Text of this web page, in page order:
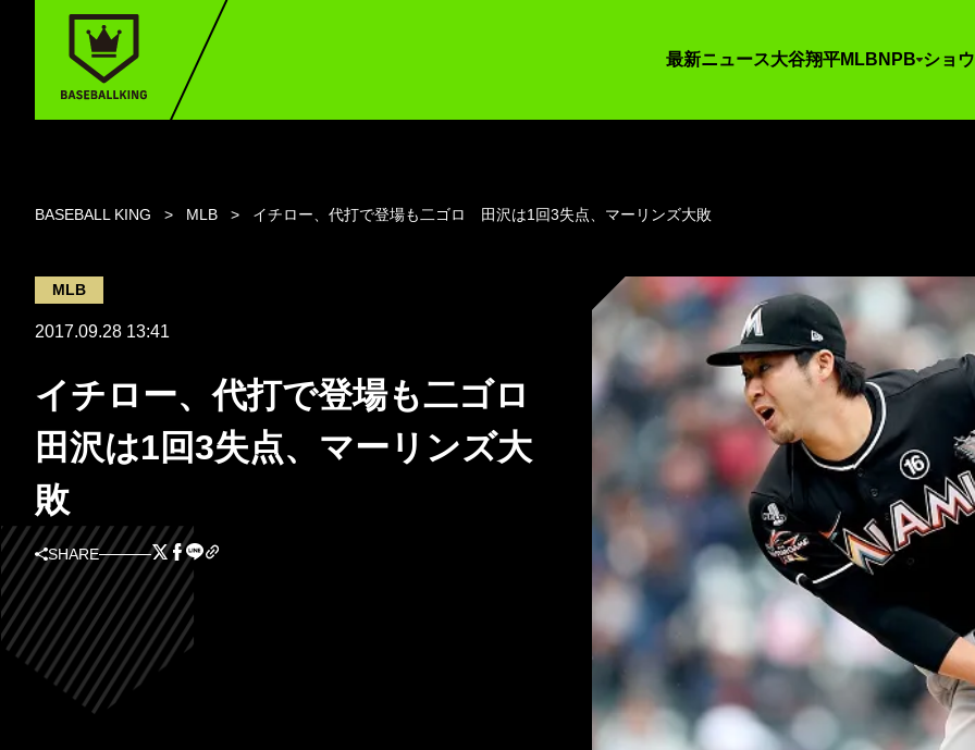
最新ニュース大谷翔平MLB NPB ショ
BASEBALL KING MLB イチロー、代打で登場も二ゴロ 田沢は1回3失点、マーリンズ大敗
MLB
2017.09.28 13:41
イチロー、代打で登場も二ゴロ
田沢は1回3失点、マーリンズ大
敗
SHARE